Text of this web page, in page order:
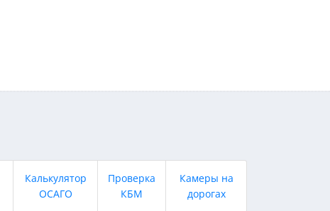
Калькулятор
ОСАГО
Проверка
КБМ
Камеры на
дорогах